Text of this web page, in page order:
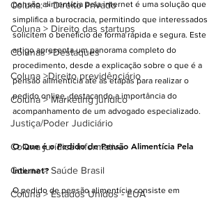
Coluna: > Direito Privado
Coluna > Direito das startups
Colunas >Destaques
Coluna >Direito previdênciário
Coluna > Marketing jurídico
Justiça/Poder Judiciário
Coluna jurídica informativa
Coluna > Saúde Brasil
Coluna > Estados Unidos - EUA
pensão alimentícia pela internet é uma solução que
simplifica a burocracia, permitindo que interessados
solicitem o benefício de forma rápida e segura. Este
artigo apresenta um panorama completo do
procedimento, desde a explicação sobre o que é a
pensão alimentícia até as etapas para realizar o
pedido online, destacando a importância do
acompanhamento de um advogado especializado.
O Que é o Pedido de Pensão Alimentícia Pela
Internet?
O pedido de pensão alimentícia consiste em